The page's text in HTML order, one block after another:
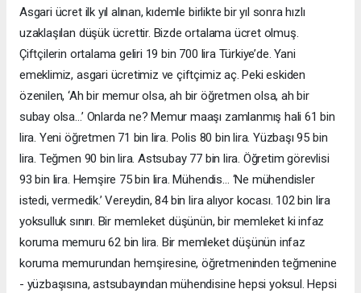
Asgari ücret ilk yıl alınan, kıdemle birlikte bir yıl sonra hızlı
uzaklaşılan düşük ücrettir. Bizde ortalama ücret olmuş.
Çiftçilerin ortalama geliri 19 bin 700 lira Türkiye’de. Yani
emeklimiz, asgari ücretimiz ve çiftçimiz aç. Peki eskiden
özenilen, ‘Ah bir memur olsa, ah bir öğretmen olsa, ah bir
subay olsa…’ Onlarda ne? Memur maaşı zamlanmış hali 61 bin
lira. Yeni öğretmen 71 bin lira. Polis 80 bin lira. Yüzbaşı 95 bin
lira. Teğmen 90 bin lira. Astsubay 77 bin lira. Öğretim görevlisi
93 bin lira. Hemşire 75 bin lira. Mühendis… ‘Ne mühendisler
istedi, vermedik.’ Vereydin, 84 bin lira alıyor kocası. 102 bin lira
yoksulluk sınırı. Bir memleket düşünün, bir memleket ki infaz
koruma memuru 62 bin lira. Bir memleket düşünün infaz
koruma memurundan hemşiresine, öğretmeninden teğmenine
- yüzbaşısına, astsubayından mühendisine hepsi yoksul. Hepsi